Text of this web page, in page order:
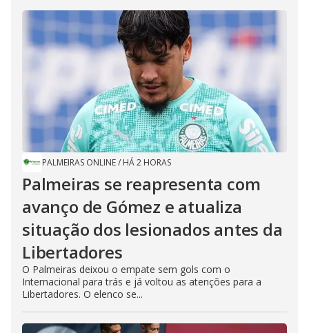
PALMEIRAS ONLINE/ HÁ 2 HORAS
Palmeiras se reapresenta com
avanço de Gómez e atualiza
situação dos lesionados antes da
Libertadores
O Palmeiras deixou o empate sem gols com o
Internacional para trás e já voltou as atenções para a
Libertadores. O elenco se...